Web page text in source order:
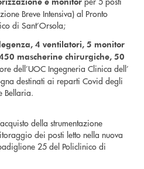
Breve Intensiva) al Pronto
di Sant’Orsola;
4 ventilatori, 5 monitor
mascherine chirurgiche, 50
dell’UOC Ingegneria Clinica dell’
destinati ai reparti Covid degli
Bellaria.
della strumentazione
dei posti letto nella nuova
25 del Policlinico di